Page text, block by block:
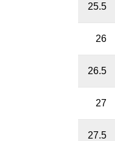
25.5
26
26.5
27
27.5